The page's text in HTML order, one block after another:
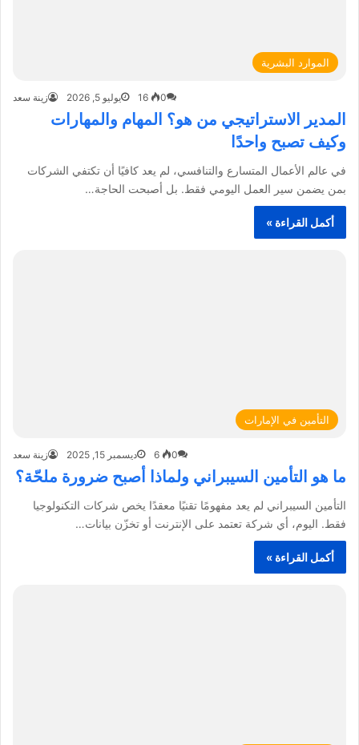
الموارد البشرية
زينة سعد يوليو 5, 2026 0
المدير الاستراتيجي من هو؟ المهام والمهارات
وكيف تصبح واحدًا
في عالم الأعمال المتسارع والتنافسي، لم يعد كافيًا أن تكتفي الشركات
بمن يضمن سير العمل اليومي فقط. بل أصبحت الحاجة…
أكمل القراءة »
التأمين في الإمارات
زينة سعد ديسمبر 15, 2025 0
ما هو التأمين السيبراني ولماذا أصبح ضرورة ملحّة؟
التأمين السيبراني لم يعد مفهومًا تقنيًا معقدًا يخص شركات التكنولوجيا
فقط. اليوم، أي شركة تعتمد على الإنترنت أو تخزّن بيانات…
أكمل القراءة »